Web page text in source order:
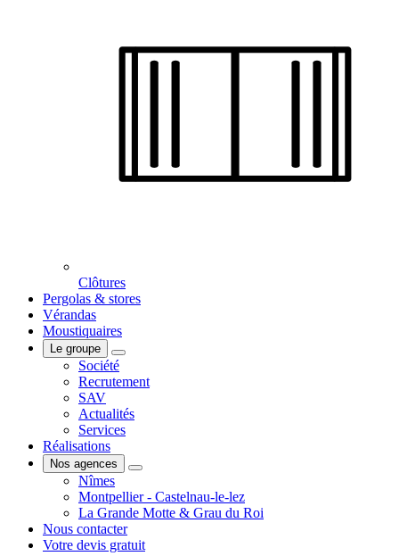
Clôtures
Pergolas & stores
Vérandas
Moustiquaires
Le groupe
Société
Recrutement
SAV
Actualités
Services
Réalisations
Nos agences
Nîmes
Montpellier - Castelnau-le-lez
La Grande Motte & Grau du Roi
Nous contacter
Votre devis gratuit